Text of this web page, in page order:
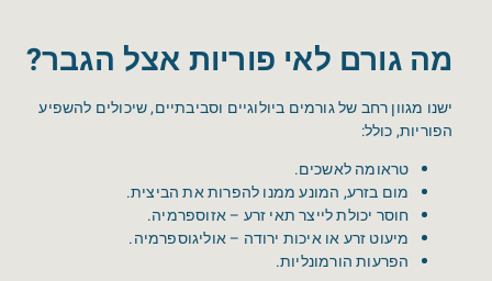
מה גורם לאי פוריות אצל הגבר?
ישנו מגוון רחב של גורמים ביולוגיים וסביבתיים, שיכולים להשפיע
הפוריות, כולל:
טראומה לאשכים.
מום בזרע, המונע ממנו להפרות את הביצית.
חוסר יכולת לייצר תאי זרע – אזוספרמיה.
מיעוט זרע או איכות ירודה – אוליגוספרמיה.
הפרעות הורמונליות.